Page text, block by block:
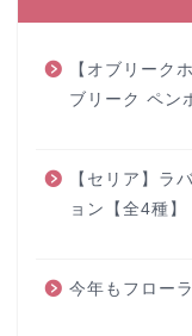
【オブリーク
ブリーク ペン
【セリア】ラ
ョン【全4種】
今年もフロー